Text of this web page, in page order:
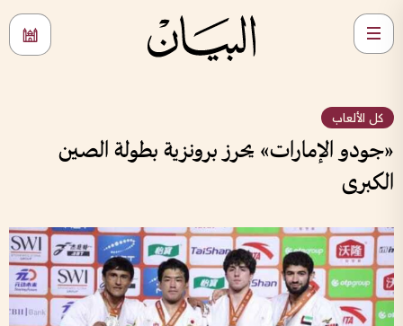
كل الألعاب
«جودو الإمارات» يحرز برونزية بطولة الصين
الكبرى